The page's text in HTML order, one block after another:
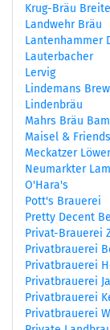
Krug-Bräu
Landwehr Bräu
Lantenhammer
Lauterbacher
Lervig
Lindemans
Lindenbräu
Mahrs Bräu
Maisel & Friends
Meckatzer
Neumarkter
O'Hara's
Pott's Brauerei
Pretty Decent
Privat-Brauerei
Privatbrauerei
Privatbrauerei
Privatbrauerei
Privatbrauerei
Privatbrauerei